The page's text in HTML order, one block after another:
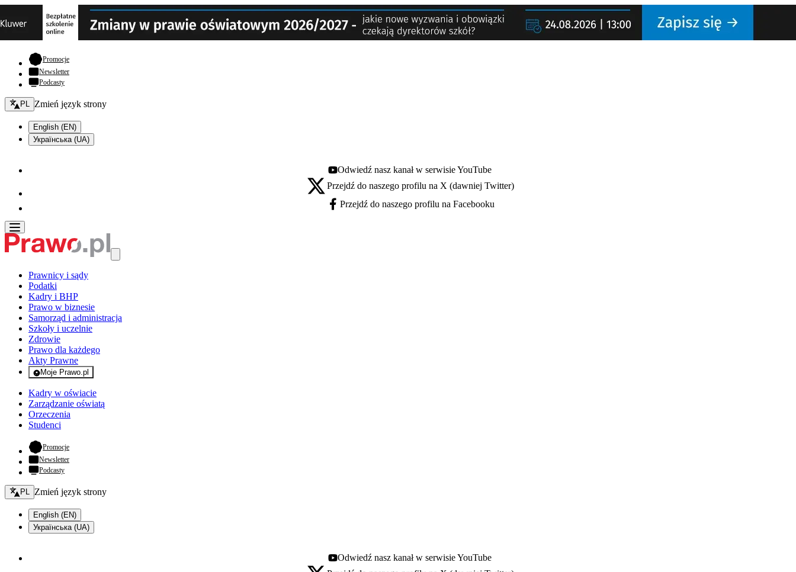
Promocje- otwiera się w nowej karcie
Newsletter
Podcasty
Zmień język - bieżący:
PL Zmień język strony
English (EN)
Українська (UA)
Youtube - otwiera się w nowej karcie
Odwiedź nasz kanał w serwisie YouTube
X - otwiera się w nowej karcie
Przejdź do naszego profilu na X (dawniej Twitter)
Facebook - otwiera się w nowej karcie
Przejdź do naszego profilu na Facebooku
Prawnicy i sądy
Podatki
Kadry i BHP
Prawo w biznesie
Samorząd i administracja
Szkoły i uczelnie
Zdrowie
Prawo dla każdego
Akty Prawne
Moje Prawo.pl
- rejestracja i logowanie do serwisu
Kadry w oświacie
Zarządzanie oświatą
Orzeczenia
Studenci
Promocje- otwiera się w nowej karcie
Newsletter
Podcasty
Zmień język - bieżący:
PL Zmień język strony
English (EN)
Українська (UA)
Youtube - otwiera się w nowej karcie
Odwiedź nasz kanał w serwisie YouTube